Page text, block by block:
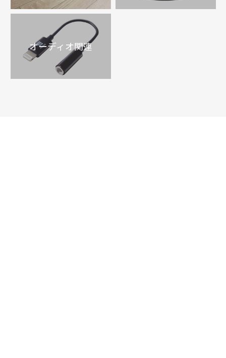
オーディオ関連